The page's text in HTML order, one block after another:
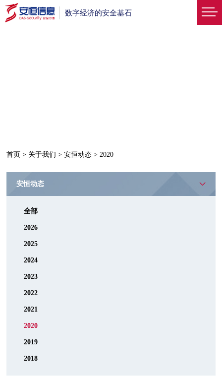
数字经济的安全基石
首页 > 关于我们 >安恒动态 >2020
安恒动态
全部
2026
2025
2024
2023
2022
2021
2020
2019
2018